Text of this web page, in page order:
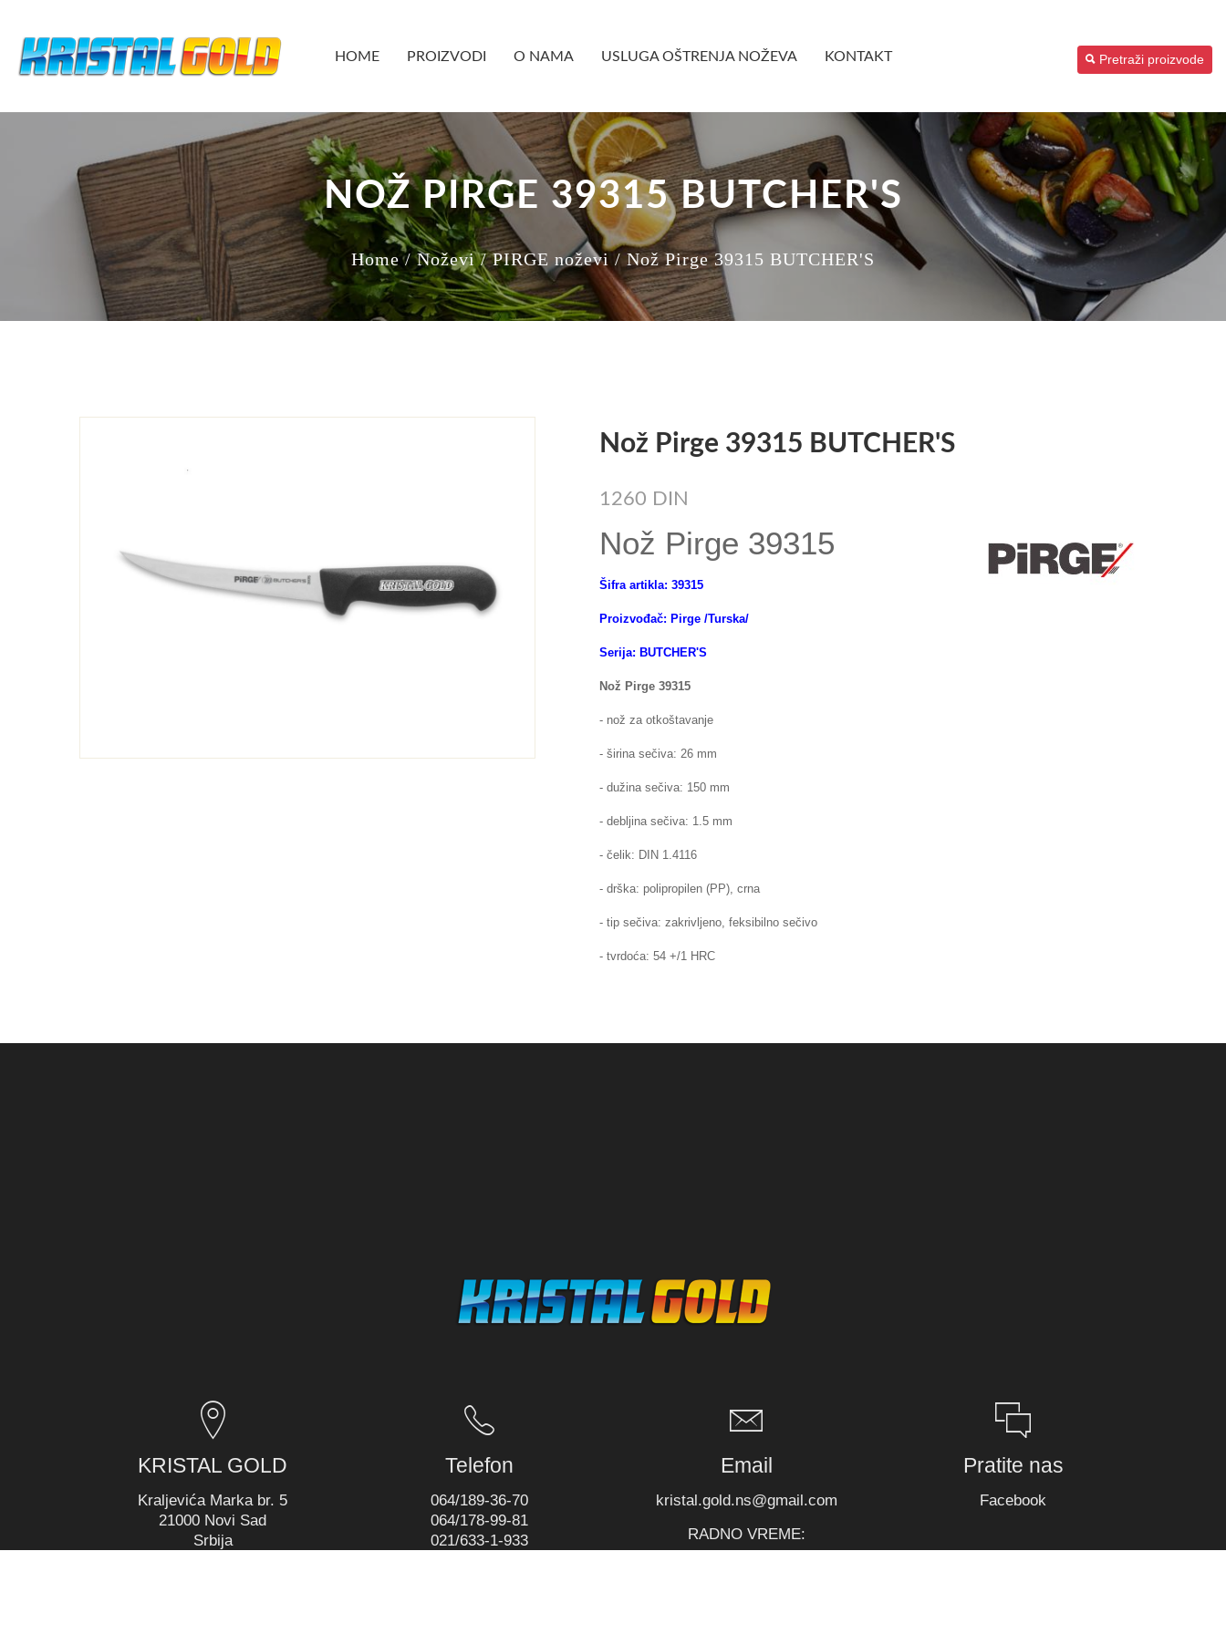
HOME PROIZVODI O NAMA USLUGA OŠTRENJA NOŽEVA KONTAKT Pretraži proizvode
NOŽ PIRGE 39315 BUTCHER'S
Home / Noževi / PIRGE noževi / Nož Pirge 39315 BUTCHER'S
Nož Pirge 39315 BUTCHER'S
1260 DIN
Nož Pirge 39315
Šifra artikla: 39315
Proizvođač: Pirge /Turska/
Serija: BUTCHER'S
Nož Pirge 39315
- nož za otkoštavanje
- širina sečiva: 26 mm
- dužina sečiva: 150 mm
- debljina sečiva: 1.5 mm
- čelik: DIN 1.4116
- drška: polipropilen (PP), crna
- tip sečiva: zakrivljeno, feksibilno sečivo
- tvrdoća: 54 +/1 HRC
KRISTAL GOLD
Kraljevića Marka br. 5
21000 Novi Sad
Srbija
Telefon
064/189-36-70
064/178-99-81
021/633-1-933
Email
kristal.gold.ns@gmail.com
RADNO VREME:
Pratite nas
Facebook